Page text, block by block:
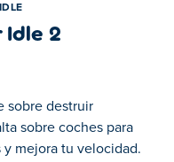
Idle 2
sobre destruir
sobre coches para
mejora tu velocidad.